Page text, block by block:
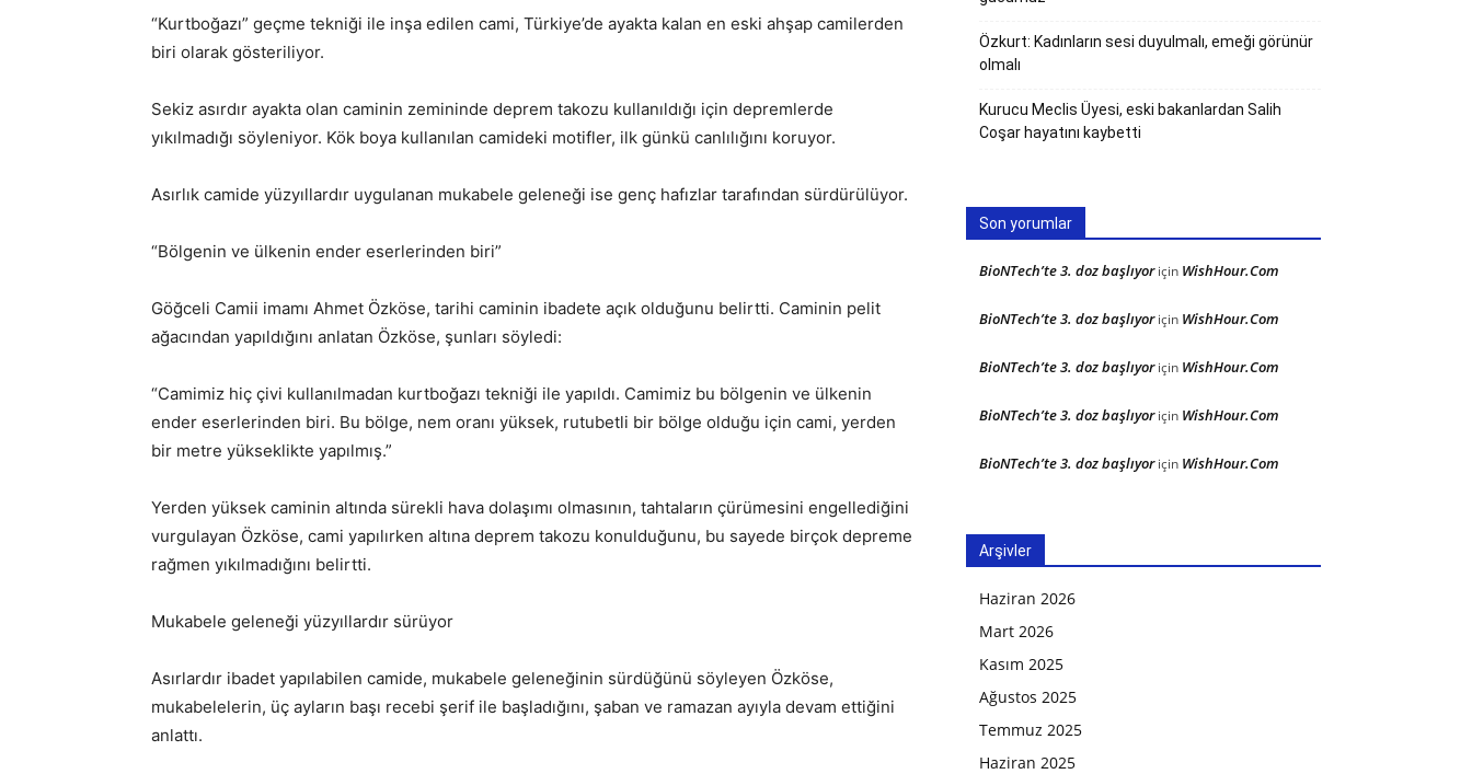
“Kurtboğazı” geçme tekniği ile inşa edilen cami, Türkiye’de ayakta kalan en eski ahşap camilerden
biri olarak gösteriliyor.
Sekiz asırdır ayakta olan caminin zemininde deprem takozu kullanıldığı için depremlerde
yıkılmadığı söyleniyor. Kök boya kullanılan camideki motifler, ilk günkü canlılığını koruyor.
Asırlık camide yüzyıllardır uygulanan mukabele geleneği ise genç hafızlar tarafından sürdürülüyor.
“Bölgenin ve ülkenin ender eserlerinden biri”
Göğceli Camii imamı Ahmet Özköse, tarihi caminin ibadete açık olduğunu belirtti. Caminin pelit
ağacından yapıldığını anlatan Özköse, şunları söyledi:
“Camimiz hiç çivi kullanılmadan kurtboğazı tekniği ile yapıldı. Camimiz bu bölgenin ve ülkenin
ender eserlerinden biri. Bu bölge, nem oranı yüksek, rutubetli bir bölge olduğu için cami, yerden
bir metre yükseklikte yapılmış.”
Yerden yüksek caminin altında sürekli hava dolaşımı olmasının, tahtaların çürümesini engellediğini
vurgulayan Özköse, cami yapılırken altına deprem takozu konulduğunu, bu sayede birçok depreme
rağmen yıkılmadığını belirtti.
Mukabele geleneği yüzyıllardır sürüyor
Asırlardır ibadet yapılabilen camide, mukabele geleneğinin sürdüğünü söyleyen Özköse,
mukabelelerin, üç ayların başı recebi şerif ile başladığını, şaban ve ramazan ayıyla devam ettiğini
anlattı.
Özkurt: Kadınların sesi duyulmalı, emeği görünür
olmalı
Kurucu Meclis Üyesi, eski bakanlardan Salih
Coşar hayatını kaybetti
Son yorumlar
BioNTech’te 3. doz başlıyoriçin WishHour.Com
BioNTech’te 3. doz başlıyoriçin WishHour.Com
BioNTech’te 3. doz başlıyoriçin WishHour.Com
BioNTech’te 3. doz başlıyoriçin WishHour.Com
BioNTech’te 3. doz başlıyoriçin WishHour.Com
Arşivler
Haziran 2026
Mart 2026
Kasım 2025
Ağustos 2025
Temmuz 2025
Haziran 2025